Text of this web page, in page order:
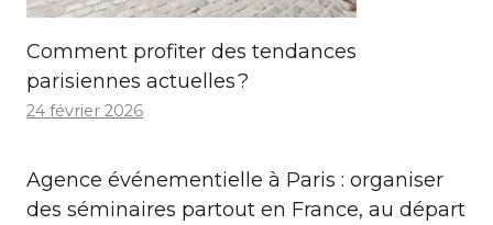
Comment profiter des tendances
parisiennes actuelles ?
24 février 2026
Agence événementielle à Paris : organiser
des séminaires partout en France, au départ